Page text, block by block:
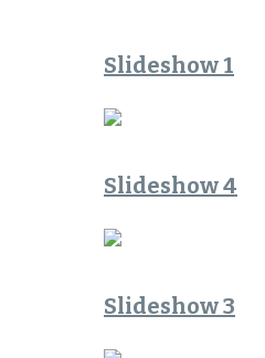
Slideshow 1
Slideshow 4
Slideshow 3